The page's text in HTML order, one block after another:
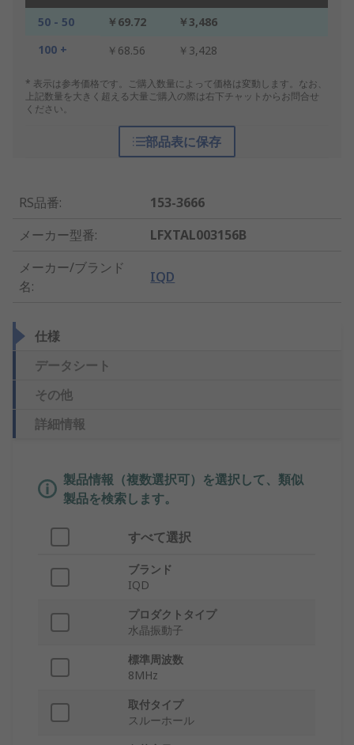
50 - 50 ￥69.72
￥3,486
100 +
￥68.56 ￥3,428
* 表示は参考価格です。ご購入数量によって価格は変動します。なお、
上記数量を大きく超える大量ご購入の際は右下チャットからお問合せ
ください。
部品表に保存
RS品番:
153-3666
メーカー型番:
LFXTAL003156B
メーカー/ブランド
名:
IQD
仕様
データシート
その他
詳細情報
製品情報（複数選択可）を選択して、類似
製品を検索します。
すべて選択
ブランド
IQD
プロダクトタイプ
水晶振動子
標準周波数
8MHz
取付タイプ
スルーホール